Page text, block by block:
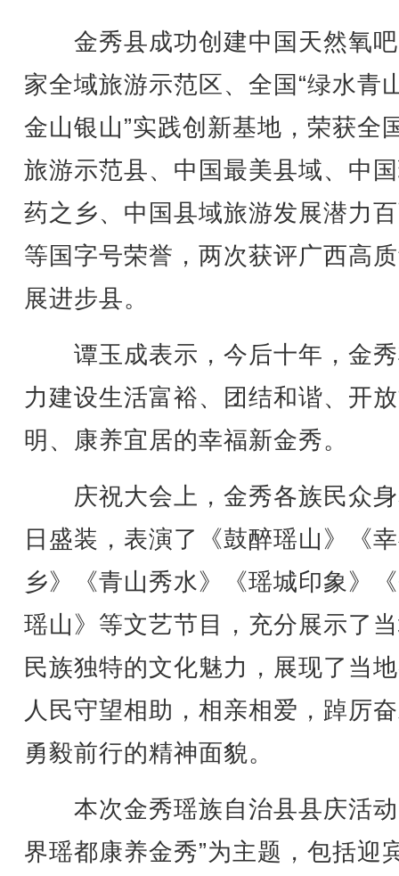
金秀县成功创建中国天然氧
家全域旅游示范区、全国“绿水青
金山银山”实践创新基地，荣获全
旅游示范县、中国最美县域、中
药之乡、中国县域旅游发展潜力
等国字号荣誉，两次获评广西高
展进步县。
谭玉成表示，今后十年，金
力建设生活富裕、团结和谐、开
明、康养宜居的幸福新金秀。
庆祝大会上，金秀各族民众
日盛装，表演了《鼓醉瑶山》《
乡》《青山秀水》《瑶城印象》
瑶山》等文艺节目，充分展示了
民族独特的文化魅力，展现了当
人民守望相助，相亲相爱，踔厉
勇毅前行的精神面貌。
本次金秀瑶族自治县县庆活动
界瑶都康养金秀”为主题，包括迎